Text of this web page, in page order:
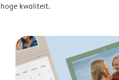
kwaliteit.